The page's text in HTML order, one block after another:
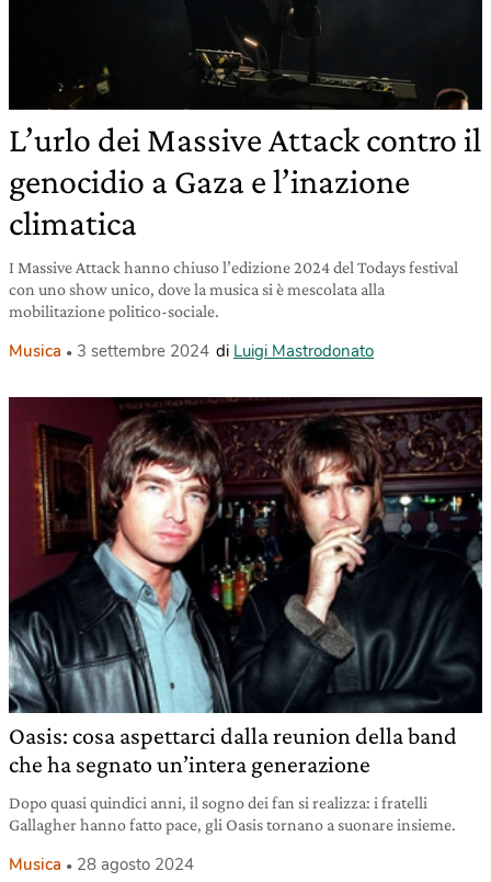
L’urlo dei Massive Attack contro il
genocidio a Gaza e l’inazione
climatica
I Massive Attack hanno chiuso l’edizione 2024 del Todays festival
con uno show unico, dove la musica si è mescolata alla
mobilitazione politico-sociale.
Musica 3 settembre 2024 di Luigi Mastrodonato
Oasis: cosa aspettarci dalla reunion della band
che ha segnato un’intera generazione
Dopo quasi quindici anni, il sogno dei fan si realizza: i fratelli
Gallagher hanno fatto pace, gli Oasis tornano a suonare insieme.
Musica 28 agosto 2024